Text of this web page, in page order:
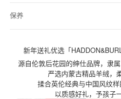
保养
新年送礼优选「
源自伦敦后花园的绅仕品牌，隶
严选内蒙古精品羊绒，
揉合英伦经典与中国风纹
以质感好礼，予孩子